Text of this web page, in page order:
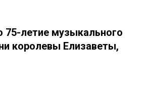
75-летие музыкального
королевы Елизаветы,